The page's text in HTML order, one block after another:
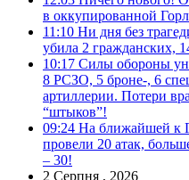
в оккупированной
11:10 Ни дня без
убила 2 гражданских,
10:17 Силы обороны
8 РСЗО, 5 броне-, 6
артиллерии. Потери
“штыков”!
09:24 На ближайшей к
провели 20 атак,
– 30!
2 Серпня , 2026